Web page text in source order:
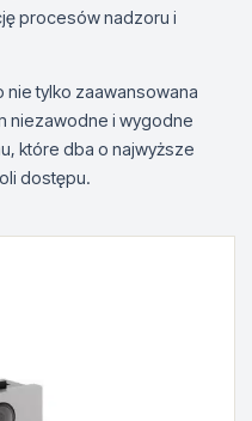
procesów nadzoru i
nie tylko zaawansowana
niezawodne i wygodne
które dba o najwyższe
dostępu.